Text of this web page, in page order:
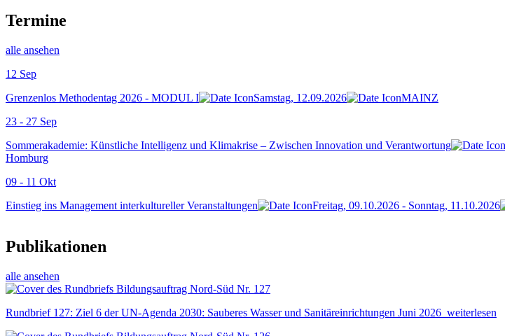
Termine
alle ansehen
12 Sep
Grenzenlos Methodentag 2026 - MODUL I
Samstag, 12.09.2026
MAINZ
23 - 27 Sep
Sommerakademie: Künstliche Intelligenz und Klimakrise – Zwischen Innovation und Verantwortung
Homburg
09 - 11 Okt
Einstieg ins Management interkultureller Veranstaltungen
Freitag, 09.10.2026 - Sonntag, 11.10.2026
Publikationen
alle ansehen
Rundbrief 127: Ziel 6 der UN-Agenda 2030: Sauberes Wasser und Sanitäreinrichtungen Juni 2026 weiterlesen